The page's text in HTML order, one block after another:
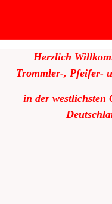
Herzlich
Trommler-, Pfeifer-
in der westlichsten